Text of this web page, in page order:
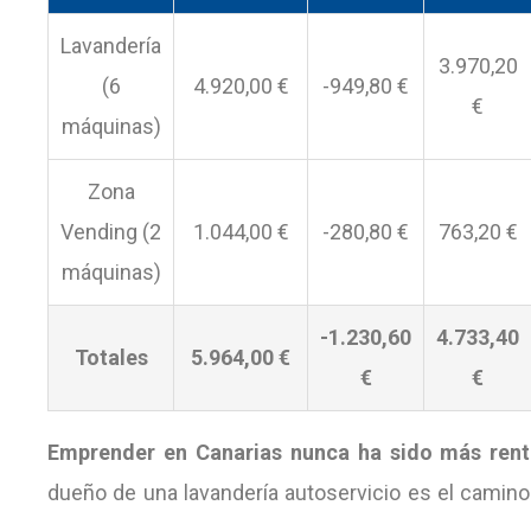
Lavandería
(6
máquinas)
4.920,00 € -949,80 €
3.970,20
€
Zona
Vending (2
máquinas)
1.044,00 € -280,80 € 763,20 €
Totales 5.964,00 €
-1.230,60
€
4.733,40
€
Emprender en Canarias nunca ha sido más
dueño de una lavandería autoservicio es el